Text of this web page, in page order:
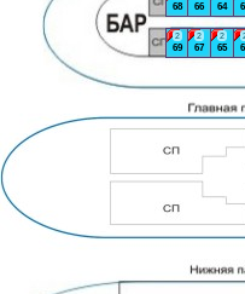
64
2
65
66
2
67
68
2
69